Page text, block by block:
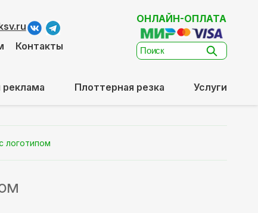
Контакты
ОНЛАЙН-ОПЛАТА
Плоттерная резка Услуги
логотипом